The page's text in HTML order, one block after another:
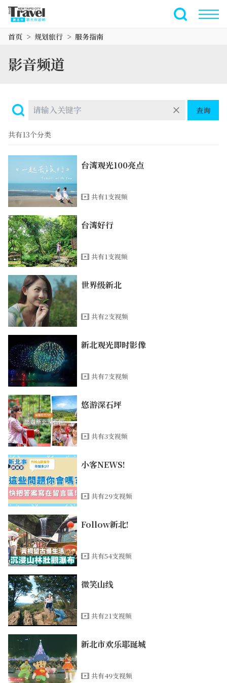
全文搜索
首页 规划旅行 服务指南
影音频道
查询
共有13个分类
台湾观光100亮点
共有1支视频
台湾好行
共有1支视频
世界级新北
共有2支视频
新北观光即时影像
共有7支视频
悠游深石坪
共有3支视频
小客NEWS!
共有29支视频
Follow新北!
共有54支视频
微笑山线
共有21支视频
新北市欢乐耶诞城
共有49支视频